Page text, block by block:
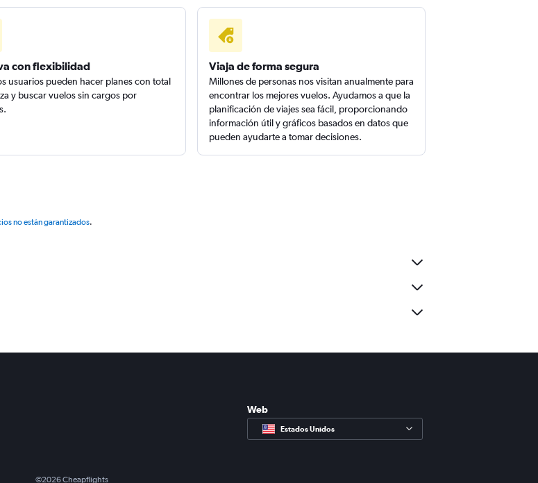
con flexibilidad
usuarios pueden hacer planes con total
y buscar vuelos sin cargos por
Viaja de forma segura
Millones de personas nos visitan anualmente para
encontrar los mejores vuelos. Ayudamos a que la
planificación de viajes sea fácil, proporcionando
información útil y gráficos basados en datos que
pueden ayudarte a tomar decisiones.
no están garantizados.
Web
Estados Unidos
©2026Cheapflights